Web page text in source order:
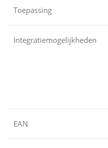
Toepassing
Integratiemogelijkheden
EAN